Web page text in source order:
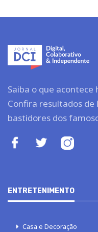
Saiba o que acontece
Confira resultados
bastidores dos
ENTRETENIMENTO
Casa e Decoração